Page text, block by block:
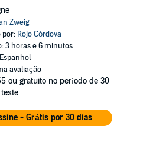
Zweig
por: Rojo Córdova
3 horas e 6 minutos
avaliação
ou gratuito no período de 30
- Grátis por 30 dias